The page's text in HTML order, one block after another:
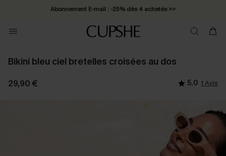
Abonnement E-mail : -25% dès 4 achetés >>
Bikini bleu ciel bretelles croisées au dos
29,90 € 5.0 1 Avis